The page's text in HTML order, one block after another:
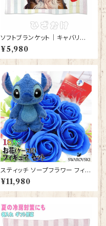
ソフトブランケット｜キャバリア
キングチャールズスパニエル 犬
ドッグ 雑貨 グッズ ひざかけ 毛
布【型番 SB-10001 】
¥5,980
スティッチ ソープフラワー フィギ
ュア セット 花束 誕生日プレゼン
ト お祝い プレゼント フラワーギ
フト フラワーアレンジメント 【br
¥11,980